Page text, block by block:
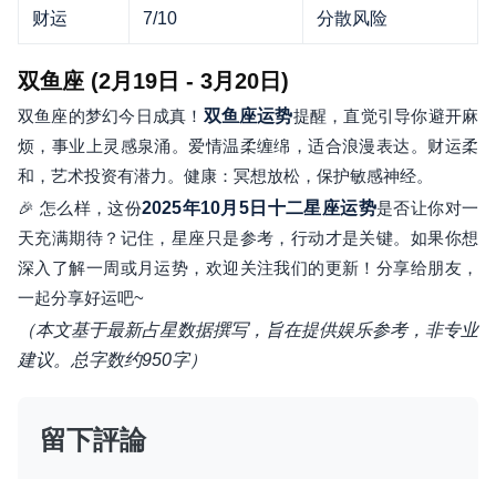
财运 7/10 分散风险
双鱼座 (2月19日 - 3月20日)
双鱼座的梦幻今日成真！ 双鱼座运势提醒，直觉引导你避开麻
烦，事业上灵感泉涌。爱情温柔缠绵，适合浪漫表达。财运柔
和，艺术投资有潜力。健康：冥想放松，保护敏感神经。
🎉 怎么样，这份2025年10月5日十二星座运势是否让你对一
天充满期待？记住，星座只是参考，行动才是关键。如果你想
深入了解一周或月运势，欢迎关注我们的更新！分享给朋友，
一起分享好运吧~
（本文基于最新占星数据撰写，旨在提供娱乐参考，非专业
建议。总字数约950字）
留下評論